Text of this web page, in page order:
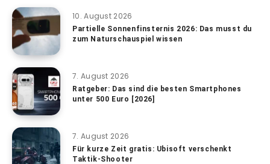
10. August 2026
Partielle Sonnenfinsternis 2026: Das musst du
zum Naturschauspiel wissen
7. August 2026
Ratgeber: Das sind die besten Smartphones
unter 500 Euro [2026]
7. August 2026
Für kurze Zeit gratis: Ubisoft verschenkt
Taktik-Shooter